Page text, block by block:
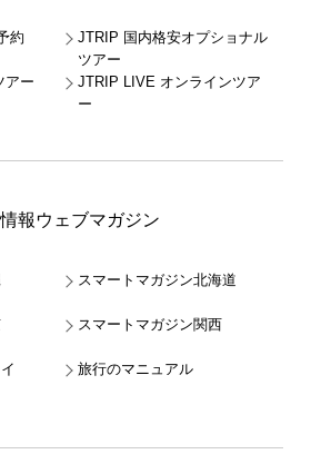
約
JTRIP 国内格安オプショナル
ツアー
アー
JTRIP LIVE オンラインツア
ー
報ウェブマガジン
スマートマガジン北海道
スマートマガジン関西
旅行のマニュアル